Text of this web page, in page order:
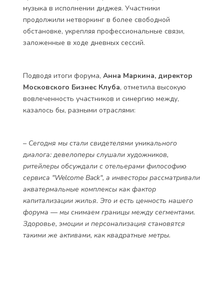
музыка в исполнении диджея. Участники
продолжили нетворкинг в более свободной
обстановке, укрепляя профессиональные связи,
заложенные в ходе дневных сессий.
Подводя итоги форума, Анна Маркина, директор
Московского Бизнес Клуба, отметила высокую
вовлеченность участников и синергию между,
казалось бы, разными отраслями:
– Сегодня мы стали свидетелями уникального
диалога: девелоперы слушали художников,
ритейлеры обсуждали с отельерами философию
сервиса "Welcome Back", а инвесторы рассматривали
акватермальные комплексы как фактор
капитализации жилья. Это и есть ценность нашего
форума — мы снимаем границы между сегментами.
Здоровье, эмоции и персонализация становятся
такими же активами, как квадратные метры.